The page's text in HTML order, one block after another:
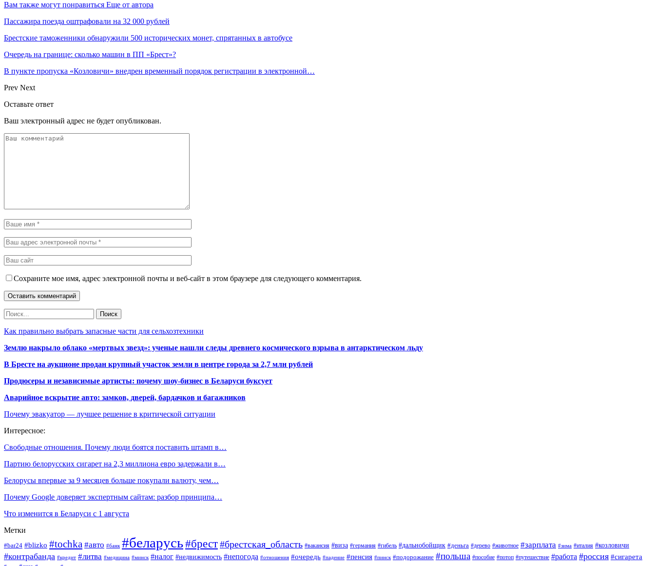
Вам также могут понравиться Еще от автора
Пассажира поезда оштрафовали на 32 000 рублей
Брестские таможенники обнаружили 500 исторических монет, спрятанных в автобусе
Очередь на границе: сколько машин в ПП «Брест»?
В пункте пропуска «Козловичи» внедрен временный порядок регистрации в электронной…
Prev Next
Оставьте ответ
Ваш электронный адрес не будет опубликован.
Сохраните мое имя, адрес электронной почты и веб-сайт в этом браузере для следующего комментария.
Как правильно выбрать запасные части для сельхозтехники
Землю накрыло облако «мертвых звезд»: ученые нашли следы древнего космического взрыва в антарктическом льду
В Бресте на аукционе продан крупный участок земли в центре города за 2,7 млн рублей
Продюсеры и независимые артисты: почему шоу-бизнес в Беларуси буксует
Аварийное вскрытие авто: замков, дверей, бардачков и багажников
Почему эвакуатор — лучшее решение в критической ситуации
Интересное:
Свободные отношения. Почему люди боятся поставить штамп в…
Партию белорусских сигарет на 2,3 миллиона евро задержали в…
Белорусы впервые за 9 месяцев больше покупали валюту, чем…
Почему Google доверяет экспертным сайтам: разбор принципа…
Что изменится в Беларуси с 1 августа
Метки
#bar24 #blizko #tochka #авто #банк #беларусь#брест#брестская_область #вакансия #виза #германия #гибель #дальнобойщик #деньга #дерево #животное #зарплата #зима #италия #козловичи
#контрабанда #кредит #литва #медицина #минск #налог #недвижимость #непогода #отношения #очередь #падение #пенсия #пинск #подорожание #польша #пособие #потоп #путешествие #работа #россия #сигарета